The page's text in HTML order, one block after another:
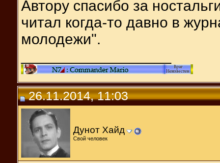
Автору спасибо за
читал когда-то давно в
молодежи".
26.11.2014, 11:03
Дунот Хайд
Свой человек